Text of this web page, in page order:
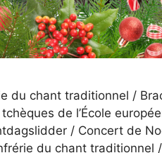
du chant traditionnel /
de l’École
/ Concert de
du chant traditionnel